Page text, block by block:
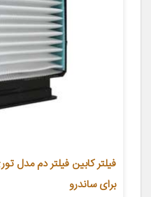
برای ساندرو